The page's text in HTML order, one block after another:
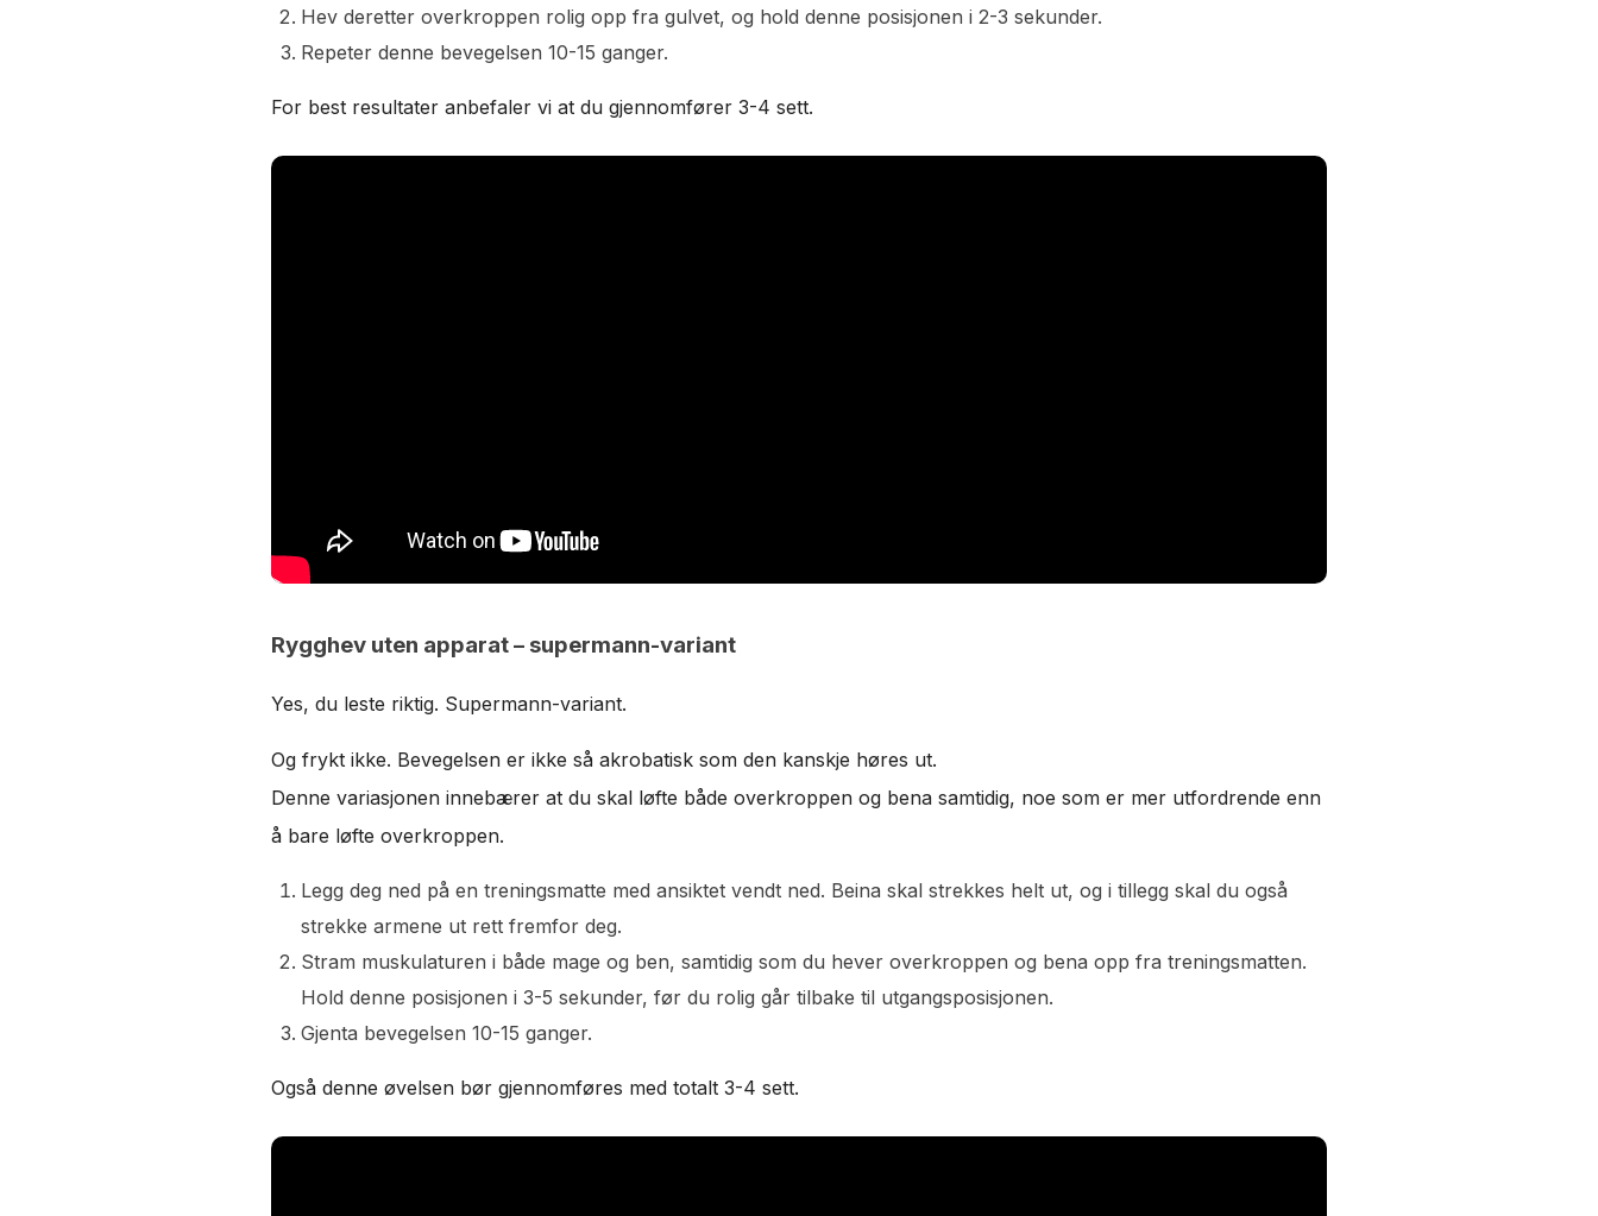
Hev deretter overkroppen rolig opp fra gulvet, og hold denne posisjonen i 2-3 sekunder.
Repeter denne bevegelsen 10-15 ganger.
For best resultater anbefaler vi at du gjennomfører 3-4 sett.
Rygghev uten apparat – supermann-variant
Yes, du leste riktig. Supermann-variant.
Og frykt ikke. Bevegelsen er ikke så akrobatisk som den kanskje høres ut.
Denne variasjonen innebærer at du skal løfte både overkroppen og bena samtidig, noe som er mer utfordrende enn
å bare løfte overkroppen.
Legg deg ned på en treningsmatte med ansiktet vendt ned. Beina skal strekkes helt ut, og i tillegg skal du også
strekke armene ut rett fremfor deg.
Stram muskulaturen i både mage og ben, samtidig som du hever overkroppen og bena opp fra treningsmatten.
Hold denne posisjonen i 3-5 sekunder, før du rolig går tilbake til utgangsposisjonen.
Gjenta bevegelsen 10-15 ganger.
Også denne øvelsen bør gjennomføres med totalt 3-4 sett.